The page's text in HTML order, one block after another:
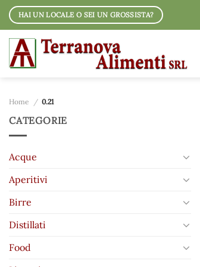
Salta
contenuti
HAI UN LOCALE O SEI UN GROSSISTA?
Home / 0.21
CATEGORIE
Acque
Aperitivi
Birre
Distillati
Food